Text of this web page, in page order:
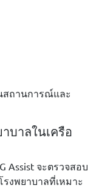
สถานการณ์และ
บาลในเครือ
Assist จะตรวจสอบ
งพยาบาลที่เหมาะ